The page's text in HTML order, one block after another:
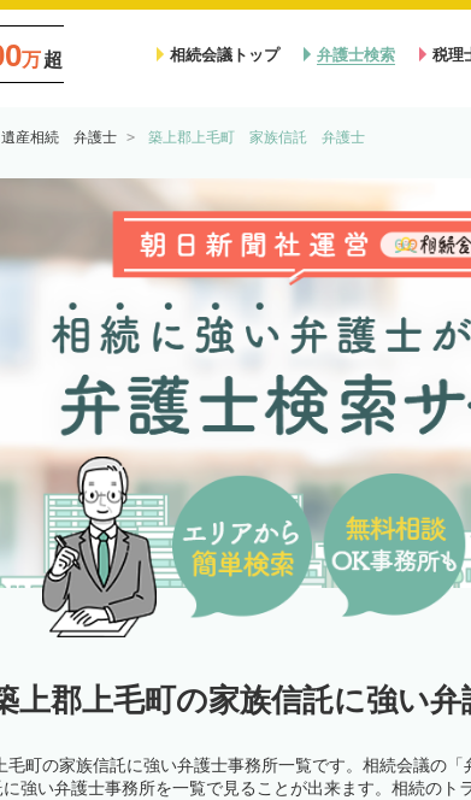
万超 相続会議トップ 弁護士検索 税理
産相続 弁護士 築上郡上毛町 家族信託 弁護士
上郡上毛町の家族信託に強い
毛町の家族信託に強い弁護士事務所一覧です。相続会議の
強い弁護士事務所を一覧で見ることが出来ます。相続のト